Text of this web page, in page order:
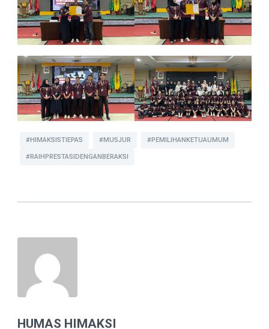
#HIMAKSISTIEPAS #MUSJUR #PEMILIHANKETUAUMUM
#RAIHPRESTASIDENGANBERAKSI
HUMAS HIMAKSI